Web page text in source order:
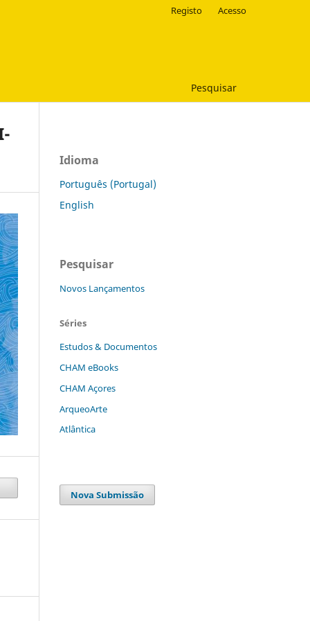
Pesquisar
Registo Acesso
Idioma
Português (Portugal)
English
Pesquisar
Novos Lançamentos
Séries
Estudos & Documentos
CHAM eBooks
CHAM Açores
ArqueoArte
Atlântica
Nova Submissão